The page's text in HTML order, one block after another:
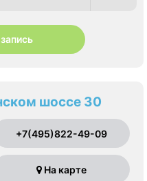
шоссе 30
+7(495)822-49-09
На карте